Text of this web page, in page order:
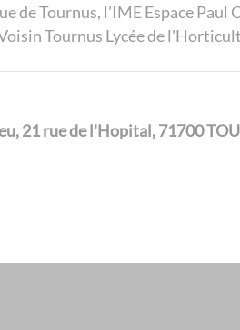
de Tournus, l'IME Espace Paul
Tournus Lycée de
21 rue de l'Hopital, 71700